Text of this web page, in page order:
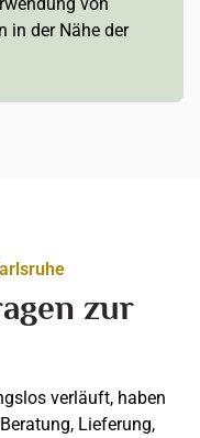
in der Nähe der
zur
verläuft, haben
Lieferung,